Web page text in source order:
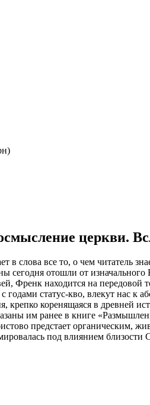
церкви.
в слова все то, о чем читатель
сегодня отошли от
Френк находится на передовой
годами статус-кво, влекут нас
крепко коренящаяся в древней
им ранее в книге
предстает органическим,
под влиянием близости